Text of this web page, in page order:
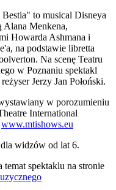
to musical Disneya
Alana Menkena,
Howarda Ashmana i
na podstawie libretta
Na scenę Teatru
w Poznaniu spektakl
reżyser Jerzy Jan Połoński.
w porozumieniu
International
www.mtishows.eu
widzów od lat 6.
temat spektaklu na stronie